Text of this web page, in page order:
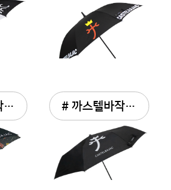
# 까스텔바작 클라우드 70... # 까스텔바작 심플로고 골...